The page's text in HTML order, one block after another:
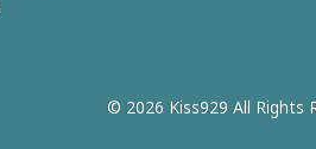
© 2026 Kiss929 All Rights